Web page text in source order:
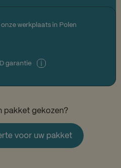
werkplaats in Polen
garantie
pakket gekozen?
voor uw pakket